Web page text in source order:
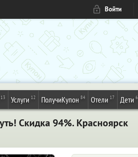
Войти
13 Услуги 12 ПолучиКупон 84 Отели 17 Дети 6
Скидка 94%. Красноярск